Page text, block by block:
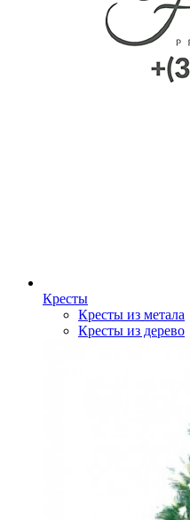
Кресты
Кресты из метала
Кресты из дерево